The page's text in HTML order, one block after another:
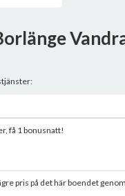
få 1 bonusnatt!
pris på det här boendet